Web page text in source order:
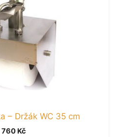
– Držák WC 35 cm
760 Kč